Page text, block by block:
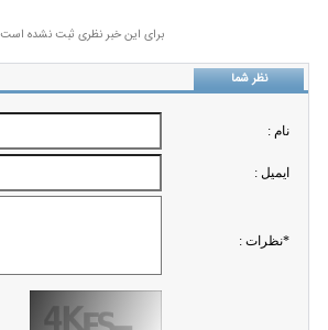
برای این خبر نظری ثبت نشده است
نظر شما
نام :
ايميل :
*نظرات :